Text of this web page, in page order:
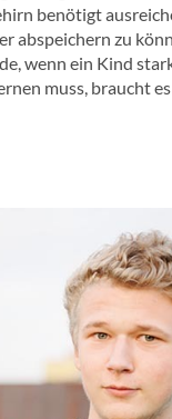
benötigt
abspeichern zu
wenn ein Kind
muss, braucht